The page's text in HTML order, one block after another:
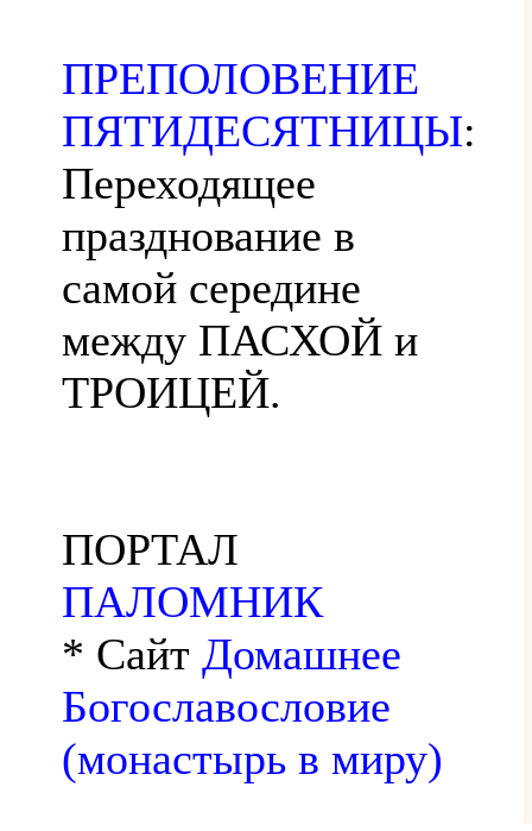
ПРЕПОЛОВЕНИЕ
ПЯТИДЕСЯТНИЦЫ:
Переходящее
празднование в
самой середине
между ПАСХОЙ и
ТРОИЦЕЙ.
ПОРТАЛ
ПАЛОМНИК
* Сайт Домашнее
Богославословие
(монастырь в миру)